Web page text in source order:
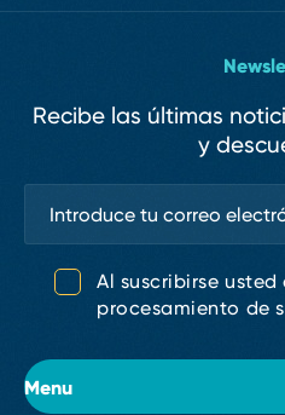
Menu
Recibe las últimas
y
Al suscribirse
procesamiento de